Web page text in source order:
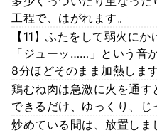
工程で、はがれます。
【11】ふたをして弱火に
「ジューッ……」という音
8分ほどそのまま加熱します
鶏むね肉は急激に火を通す
できるだけ、ゆっくり、じ
炒めている間は、放置しま